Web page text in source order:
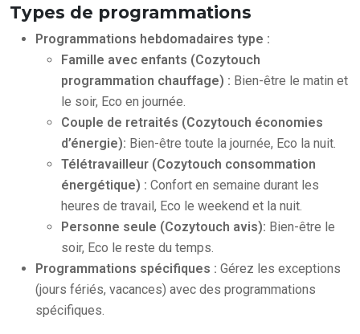
Types de programmations
Programmations hebdomadaires type :
Famille avec enfants (Cozytouch
programmation chauffage) : Bien-être le matin et
le soir, Eco en journée.
Couple de retraités (Cozytouch économies
d’énergie): Bien-être toute la journée, Eco la nuit.
Télétravailleur (Cozytouch consommation
énergétique) : Confort en semaine durant les
heures de travail, Eco le weekend et la nuit.
Personne seule (Cozytouch avis): Bien-être le
soir, Eco le reste du temps.
Programmations spécifiques : Gérez les exceptions
(jours fériés, vacances) avec des programmations
spécifiques.